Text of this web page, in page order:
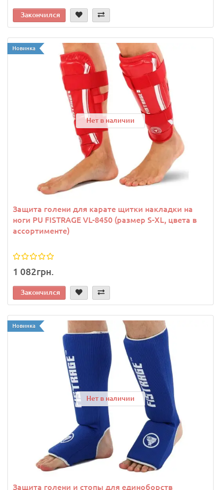
Закончился
Новинка
Нет в наличии
Защита голени для карате щитки накладки на
ноги PU FISTRAGE VL-8450 (размер S-XL, цвета в
ассортименте)
1 082грн.
Закончился
Новинка
Нет в наличии
Защита голени и стопы для единоборств